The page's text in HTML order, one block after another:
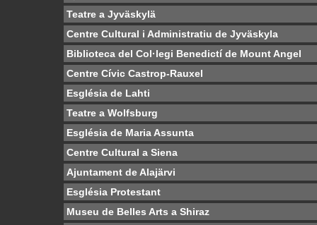
Teatre a Jyväskylä
Centre Cultural i Administratiu de Jyväskyla
Biblioteca del Col·legi Benedictí de Mount Angel
Centre Cívic Castrop-Rauxel
Església de Lahti
Teatre a Wolfsburg
Església de Maria Assunta
Centre Cultural a Siena
Ajuntament de Alajärvi
Església Protestant
Museu de Belles Arts a Shiraz